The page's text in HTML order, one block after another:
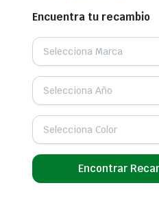
Encuentra tu recambio
Selecciona Marca
Selecciona Año
Selecciona Color
Encontrar